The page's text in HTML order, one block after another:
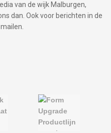
van de wijk Malburgen,
dan. Ook voor berichten in de